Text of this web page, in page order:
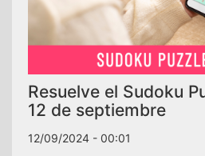
Resuelve el Sudoku
12 de septiembre
12/09/2024 - 00:01